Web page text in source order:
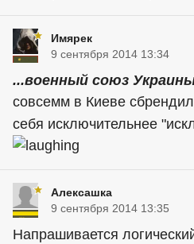
Имярек
9 сентября 2014 13:34
...военный союз
совсемм в Киеве
себя исключительнее
Алексашка
9 сентября 2014 13:35
Напрашивается